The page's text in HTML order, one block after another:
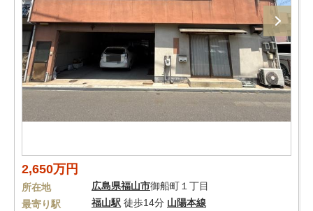
2,650万円
所在地 広島県福山市御船町１丁目
最寄り駅
福山駅 徒歩14分 山陽本線